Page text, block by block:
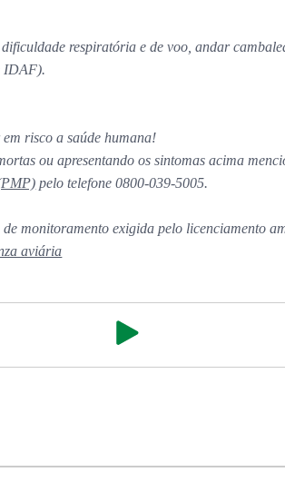
respiratória e de voo, andar
IDAF).
risco a saúde humana!
ou apresentando os sintomas acima
pelo telefone 0800-039-5005.
monitoramento exigida pelo licenciamento
aviária